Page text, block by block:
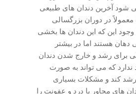
شود آخرین دندان های طبیعی
در دوران بزرگسالی
این که این دندان ها بخشی
دهان هستند اما در بیشتر
برای رشد و خارج شدن دندان
که می تواند به صورت
کند و مشکلات بسیاری
های مجاور یا درد و عفونت را